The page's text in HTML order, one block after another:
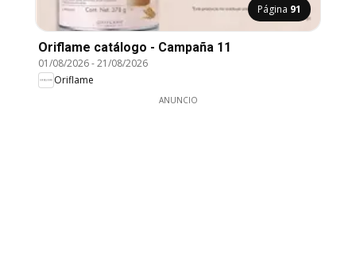
Página 91
Oriflame catálogo - Campaña 11
01/08/2026-21/08/2026
Oriflame
ANUNCIO